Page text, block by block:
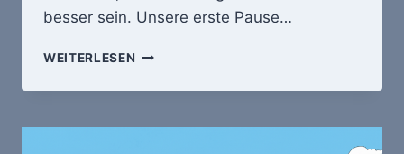
besser sein. Unsere erste Pause…
WEITERLESEN SMARTPHONE-
END
2